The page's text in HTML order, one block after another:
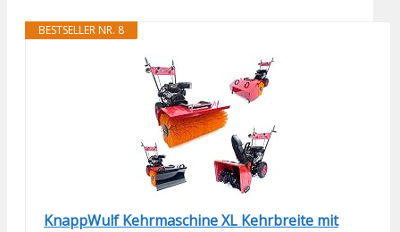
BESTSELLER NR. 8
KnappWulf Kehrmaschine XL Kehrbreite mit